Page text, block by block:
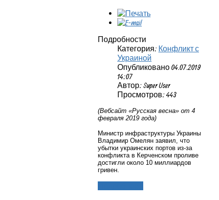
Подробности
Категория: Конфликт с
Украиной
Опубликовано 04.07.2019
14:07
Автор: Super User
Просмотров: 443
(Вебсайт «Русская весна» от 4
февраля 2019 года)
Министр инфраструктуры Украины
Владимир Омелян заявил, что
убытки украинских портов из-за
конфликта в Керченском проливе
достигли около 10 миллиардов
гривен.